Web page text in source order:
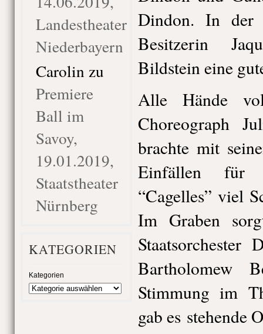
Landestheater
Niederbayern
Carolin zu
Premiere
Ball im
Savoy,
19.01.2019,
Staatstheater
Nürnberg
KATEGORIEN
Kategorien
Dindon. In der
Besitzerin
Bildstein eine
Alle Hände
Choreograph
brachte mit
Einfällen für
“Cagelles” viel
Im Graben
Staatsorchester
Bartholomew
Stimmung im
gab es stehende